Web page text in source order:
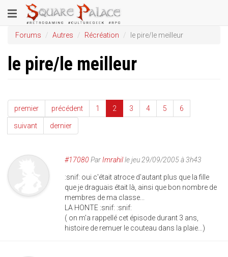
au
contenu
principal
Toggle
navigation
Forums Autres Récréation le pire/le meilleur
le pire/le meilleur
premier précédent 1 2 3 4 5 6
suivant dernier
#17080 Par Imrahille jeu 29/09/2005 à 3h43
:snif: oui c'était atroce d'autant plus que la fille
que je draguais était là, ainsi que bon nombre de
membres de ma classe...
LA HONTE :snif: :snif:
( on m'a rappellé cet épisode durant 3 ans,
histoire de remuer le couteau dans la plaie...)